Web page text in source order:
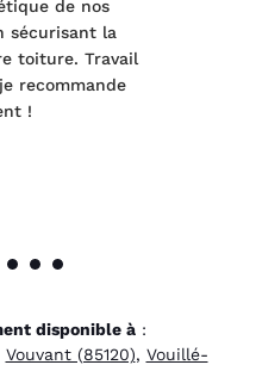
malades.
et conseils
a fait un
Merci pour votre
!
disponible à:
Vouvant (85120), Vouillé-